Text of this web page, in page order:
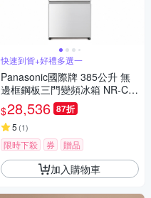
快速到貨+好禮多選一
Panasonic國際牌 385公升 無
邊框鋼板三門變頻冰箱 NR-C3
84HVL-W1晶鑽白
$28,536 87折
5 (1)
限時下殺 券 贈品
加入購物車